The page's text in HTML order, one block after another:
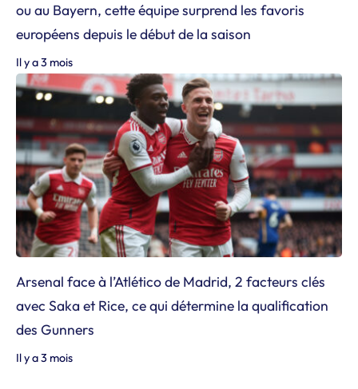
ou au Bayern, cette équipe surprend les favoris
européens depuis le début de la saison
Il y a 3 mois
Arsenal face à l’Atlético de Madrid, 2 facteurs clés
avec Saka et Rice, ce qui détermine la qualification
des Gunners
Il y a 3 mois